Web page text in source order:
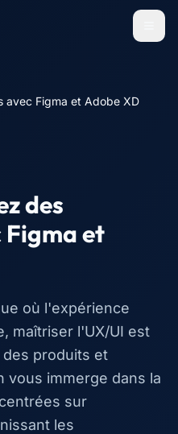
Menu
avec Figma et Adobe XD
des
et
où l'expérience
maîtriser l'UX/UI est
produits et
vous immerge dans la
sur
les